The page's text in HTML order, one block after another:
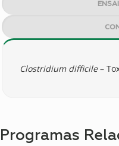
Clostridium difficile–
Programas